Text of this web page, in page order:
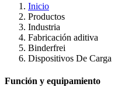
Inicio
Productos
Industria
Fabricación aditiva
Binderfrei
Dispositivos De Carga
Función y equipamiento